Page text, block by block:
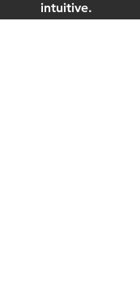
intuitive.